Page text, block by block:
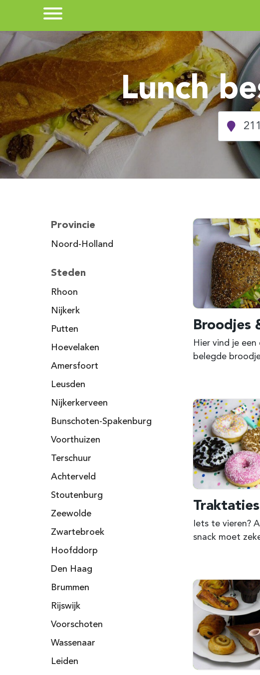
Lunch
Provincie
Noord-Holland
Steden
Rhoon
Nijkerk
Putten
Hoevelaken
Amersfoort
Leusden
Nijkerkerveen
Bunschoten-Spakenburg
Voorthuizen
Terschuur
Achterveld
Stoutenburg
Zeewolde
Zwartebroek
Hoofddorp
Den Haag
Brummen
Rijswijk
Voorschoten
Wassenaar
Leiden
Broodjes
Hier vind je
belegde
Traktaties
Iets te vieren?
snack moet